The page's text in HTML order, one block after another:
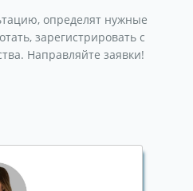
определят нужные
зарегистрировать с
Направляйте заявки!